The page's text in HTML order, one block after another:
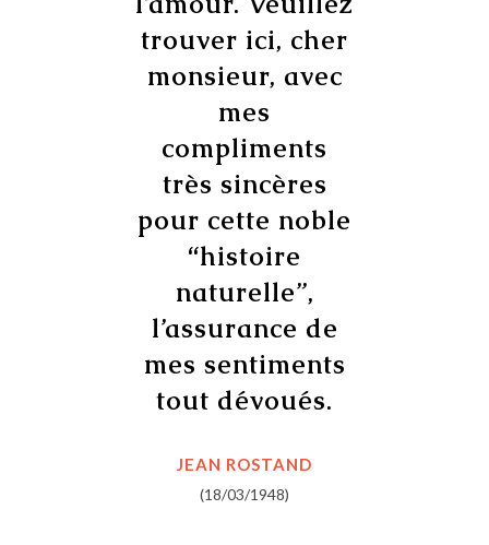
trouver ici, cher
monsieur, avec
mes
compliments
très sincères
pour cette noble
“histoire
naturelle”,
l’assurance de
mes sentiments
tout dévoués.
JEAN ROSTAND
(18/03/1948)